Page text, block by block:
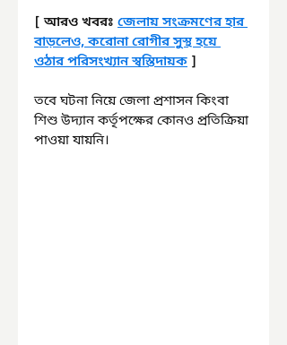
[ আরও খবরঃ জেলায় সংক্রমণের হার
বাড়লেও, করোনা রোগীর সুস্থ হয়ে
ওঠার পরিসংখ্যান স্বস্তিদায়ক ]
তবে ঘটনা নিয়ে জেলা প্রশাসন কিংবা
শিশু উদ্যান কর্তৃপক্ষের কোনও প্রতিক্রিয়া
পাওয়া যায়নি।